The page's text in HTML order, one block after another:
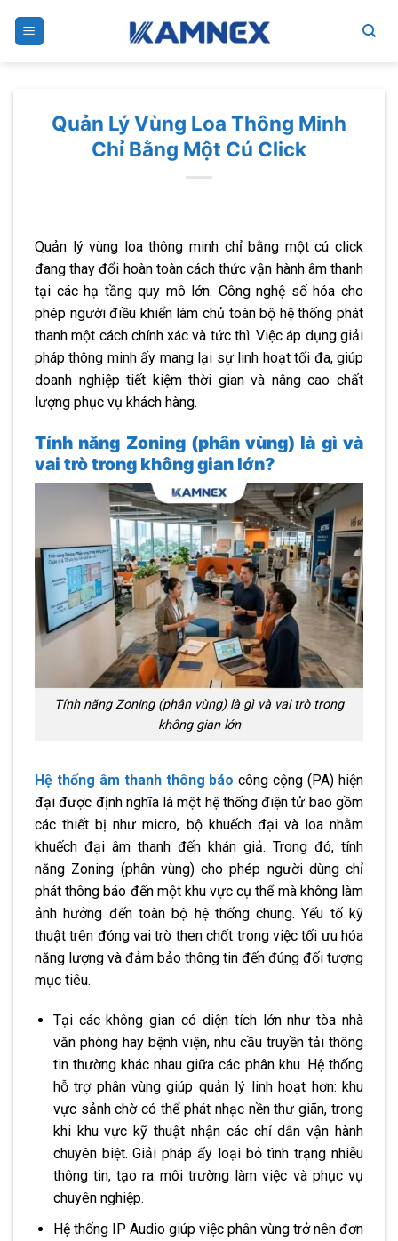
Quản Lý Vùng Loa Thông Minh
Chỉ Bằng Một Cú Click
Quản lý vùng loa thông minh chỉ bằng một cú click
đang thay đổi hoàn toàn cách thức vận hành âm thanh
tại các hạ tầng quy mô lớn. Công nghệ số hóa cho
phép người điều khiển làm chủ toàn bộ hệ thống phát
thanh một cách chính xác và tức thì. Việc áp dụng giải
pháp thông minh ấy mang lại sự linh hoạt tối đa, giúp
doanh nghiệp tiết kiệm thời gian và nâng cao chất
lượng phục vụ khách hàng.
Tính năng Zoning (phân vùng) là gì và
vai trò trong không gian lớn?
Tính năng Zoning (phân vùng) là gì và vai trò trong
không gian lớn
Hệ thống âm thanh thông báo công cộng (PA) hiện
đại được định nghĩa là một hệ thống điện tử bao gồm
các thiết bị như micro, bộ khuếch đại và loa nhằm
khuếch đại âm thanh đến khán giả. Trong đó, tính
năng Zoning (phân vùng) cho phép người dùng chỉ
phát thông báo đến một khu vực cụ thể mà không làm
ảnh hưởng đến toàn bộ hệ thống chung. Yếu tố kỹ
thuật trên đóng vai trò then chốt trong việc tối ưu hóa
năng lượng và đảm bảo thông tin đến đúng đối tượng
mục tiêu.
Tại các không gian có diện tích lớn như tòa nhà
văn phòng hay bệnh viện, nhu cầu truyền tải thông
tin thường khác nhau giữa các phân khu. Hệ thống
hỗ trợ phân vùng giúp quản lý linh hoạt hơn: khu
vực sảnh chờ có thể phát nhạc nền thư giãn, trong
khi khu vực kỹ thuật nhận các chỉ dẫn vận hành
chuyên biệt. Giải pháp ấy loại bỏ tình trạng nhiễu
thông tin, tạo ra môi trường làm việc và phục vụ
chuyên nghiệp.
Hệ thống IP Audio giúp việc phân vùng trở nên đơn